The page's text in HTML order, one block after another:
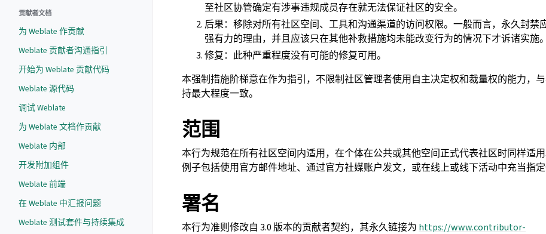
贡献者文档
为 Weblate 作贡献
Weblate 贡献者沟通指引
开始为 Weblate 贡献代码
Weblate 源代码
调试 Weblate
为 Weblate 文档作贡献
Weblate 内部
开发附加组件
Weblate 前端
在 Weblate 中汇报问题
Weblate 测试套件与持续集成
至社区协管确定有涉事违规成员存在就无法保证社区的安全。
后果：移除对所有社区空间、工具和沟通渠道的访问权限。一般而言，永久封禁
强有力的理由，并且应该只在其他补救措施均未能改变行为的情况下才诉诸实施。
修复：此种严重程度没有可能的修复可用。
本强制措施阶梯意在作为指引，不限制社区管理者使用自主决定权和裁量权的能力，
持最大程度一致。
范围
本行为规范在所有社区空间内适用，在个体在公共或其他空间正式代表社区时同样适
例子包括使用官方邮件地址、通过官方社媒账户发文，或在线上或线下活动中充当指定
署名
本行为准则修改自 3.0 版本的贡献者契约，其永久链接为 https://www.contributor-